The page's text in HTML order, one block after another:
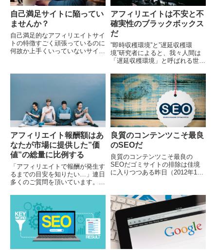
自己満足サイトに陥ってい
ませんか？
自己満足的なアフィリエイトサイ
トの特徴すごく頑張っているのに
何故か上手くいっていないサイト
運営に陥っている、ということで
アフィリエイトは不安と不
確実性のブラックボックス
だ
”即時収穫環境”と”遅延収穫環
境”研究者によると、我々人間は
「遅延収穫環境」と呼ばれる世界
すぐに利益として現れない（遅延
して現れる）世界のことです。一
方でキリンやライオン...
アフィリエイト報酬額はあ
なたが市場に提供した”価
値”の総量に比例する
「アフィリエイトで報酬が発生す
るまでの目安を知りたい…」連日
多くのご質問を頂いています。今
つかご紹介します。（メールの内
容は記事用に一部改編...
良質のコンテンツこそ最良
のSEOだ
良質のコンテンツこそ最良の
SEOだゴミサイトの排除は佳境
に入りつつある昨日（2012年10
トを追い詰めにかかっています。
検索結果を見ても...